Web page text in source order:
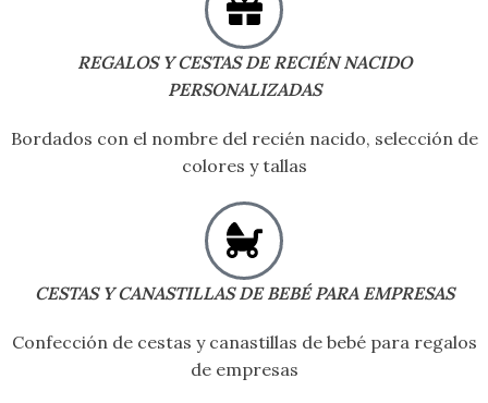
REGALOS Y CESTAS DE RECIÉN NACIDO
PERSONALIZADAS
Bordados con el nombre del recién nacido, selección de
colores y tallas
CESTAS Y CANASTILLAS DE BEBÉ PARA EMPRESAS
Confección de cestas y canastillas de bebé para regalos
de empresas